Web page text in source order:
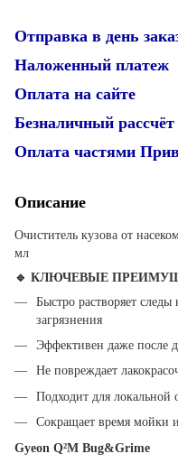
Отправка в день
Наложенный платеж
Оплата на сайте
Безналичный рассчёт
Оплата частями
Описание
Очиститель кузова от
мл
🔹 КЛЮЧЕВЫЕ
Быстро растворяет
загрязнения
Эффективен даже после
Не повреждает
Подходит для локальной
Сокращает время мойки
Gyeon Q²M Bug&Grime